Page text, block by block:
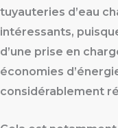
tuyauteries d’eau
intéressants,
d’une prise en
économies
considérablement